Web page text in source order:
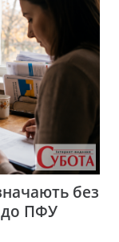
без
до ПФУ